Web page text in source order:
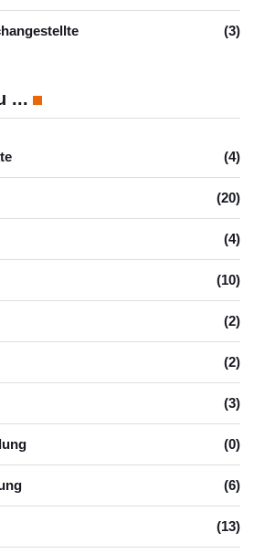
(3)
...
(4)
(20)
(4)
(10)
(2)
(2)
(3)
(0)
(6)
(13)